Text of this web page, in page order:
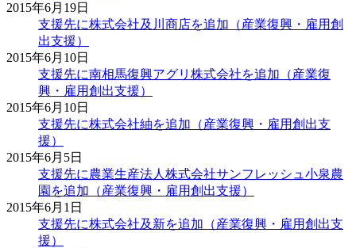
2015年6月19日
支援先に株式会社及川商店を追加（産業復興・雇用創
出支援）
2015年6月10日
支援先に南相馬復興アグリ株式会社を追加（産業復
興・雇用創出支援）
2015年6月10日
支援先に株式会社紬を追加（産業復興・雇用創出支
援）
2015年6月5日
支援先に農業生産法人株式会社サンフレッシュ小泉農
園を追加（産業復興・雇用創出支援）
2015年6月1日
支援先に株式会社及新を追加（産業復興・雇用創出支
援）